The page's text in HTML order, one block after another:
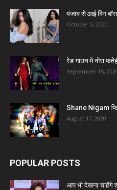
पंजाब से आई बिग
October 5, 2020
रेड गाउन में नोरा
September 15,
Shane Nigam
August 17, 2020
POPULAR POSTS
आप भी देखना चाहेंगे